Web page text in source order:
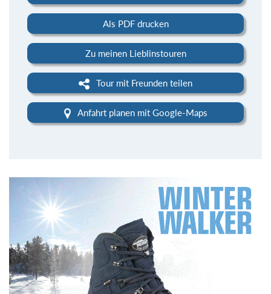
Als PDF drucken
Zu meinen Lieblinstouren
Tour mit Freunden teilen
Anfahrt planen mit Google-Maps